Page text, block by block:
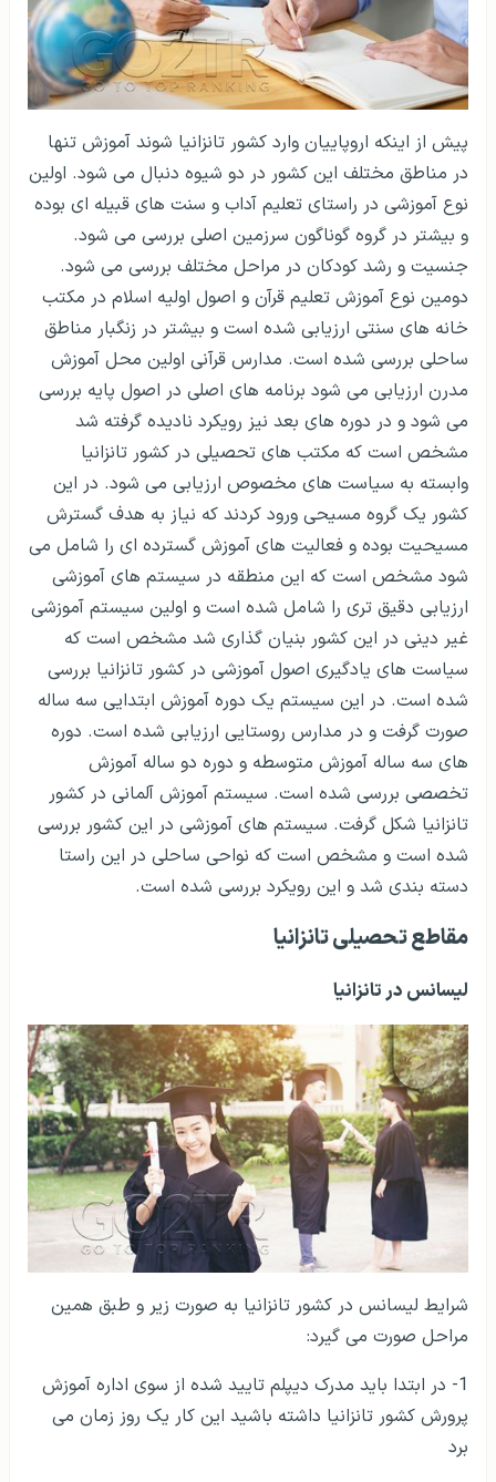
پیش از اینکه اروپاییان وارد کشور تانزانیا شوند آموزش تنها
در مناطق مختلف این کشور در دو شیوه دنبال می شود. اولین
نوع آموزشی در راستای تعلیم آداب و سنت های قبیله ای بوده
و بیشتر در گروه گوناگون سرزمین اصلی بررسی می شود.
جنسیت و رشد کودکان در مراحل مختلف بررسی می شود.
دومین نوع آموزش تعلیم قرآن و اصول اولیه اسلام در مکتب
خانه های سنتی ارزیابی شده است و بیشتر در زنگبار مناطق
ساحلی بررسی شده است. مدارس قرآنی اولین محل آموزش
مدرن ارزیابی می شود برنامه های اصلی در اصول پایه بررسی
می شود و در دوره های بعد نیز رویکرد نادیده گرفته شد
مشخص است که مکتب های تحصیلی در کشور تانزانیا
وابسته به سیاست های مخصوص ارزیابی می شود. در این
کشور یک گروه مسیحی ورود کردند که نیاز به هدف گسترش
مسیحیت بوده و فعالیت های آموزش گسترده ای را شامل می
شود مشخص است که این منطقه در سیستم های آموزشی
ارزیابی دقیق تری را شامل شده است و اولین سیستم آموزشی
غیر دینی در این کشور بنیان گذاری شد مشخص است که
سیاست های یادگیری اصول آموزشی در کشور تانزانیا بررسی
شده است. در این سیستم یک دوره آموزش ابتدایی سه ساله
صورت گرفت و در مدارس روستایی ارزیابی شده است. دوره
های سه ساله آموزش متوسطه و دوره دو ساله آموزش
تخصصی بررسی شده است. سیستم آموزش آلمانی در کشور
تانزانیا شکل گرفت. سیستم های آموزشی در این کشور بررسی
شده است و مشخص است که نواحی ساحلی در این راستا
دسته بندی شد و این رویکرد بررسی شده است.
مقاطع تحصیلی تانزانیا
لیسانس در تانزانیا
شرایط لیسانس در کشور تانزانیا به صورت زیر و طبق همین
مراحل صورت می گیرد:
1- در ابتدا باید مدرک دیپلم تایید شده از سوی اداره آموزش
پرورش کشور تانزانیا داشته باشید این کار یک روز زمان می
برد